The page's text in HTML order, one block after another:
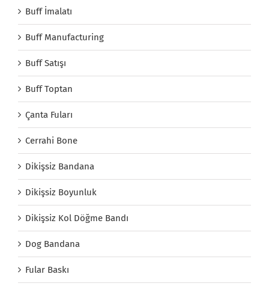
Buff İmalatı
Buff Manufacturing
Buff Satışı
Buff Toptan
Çanta Fuları
Cerrahi Bone
Dikişsiz Bandana
Dikişsiz Boyunluk
Dikişsiz Kol Döğme Bandı
Dog Bandana
Fular Baskı